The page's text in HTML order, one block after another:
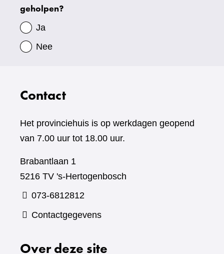
gegevens
geholpen?
Ja
Nee
Contact
Het provinciehuis is op werkdagen geopend
van 7.00 uur tot 18.00 uur.
Brabantlaan 1
5216 TV 's-Hertogenbosch
073-6812812
Contactgegevens
Over deze site